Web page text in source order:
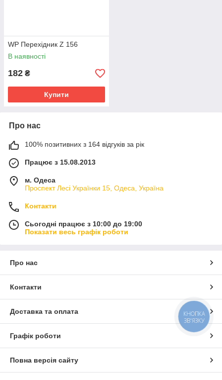
WP Перехідник Z 156
В наявності
182 ₴
Купити
Про нас
100% позитивних з 164 відгуків за рік
Працює з 15.08.2013
м. Одеса
Проспект Лесі Українки 15, Одеса, Україна
Контакти
Сьогодні працює з 10:00 до 19:00
Показати весь графік роботи
Про нас
Контакти
Доставка та оплата
Графік роботи
Повна версія сайту
КНОПКА
ЗВ'ЯЗКУ